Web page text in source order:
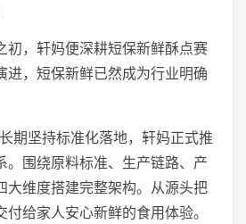
初，轩妈便深耕短保新鲜酥点赛
进，短保新鲜已然成为行业明确
期坚持标准化落地，轩妈正式推
。围绕原料标准、生产链路、产
大维度搭建完整架构。从源头把
给家人安心新鲜的食用体验。